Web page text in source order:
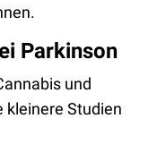
Parkinson
und
kleinere Studien